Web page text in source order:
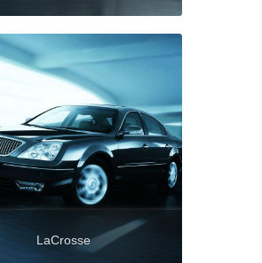
LaCrosse